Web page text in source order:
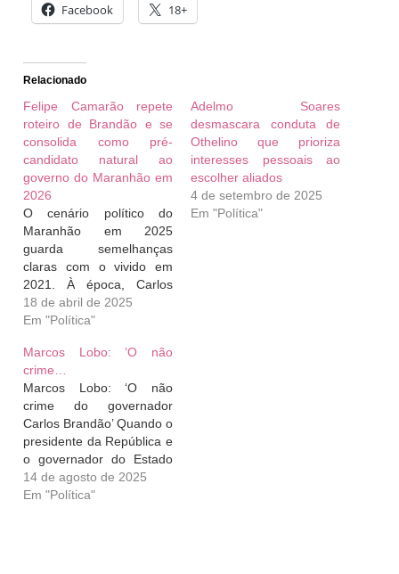
Facebook 18+
Relacionado
Felipe Camarão repete
roteiro de Brandão e se
consolida como pré-
candidato natural ao
governo do Maranhão em
2026
O cenário político do
Maranhão em 2025
guarda semelhanças
claras com o vivido em
2021. À época, Carlos
Brandão — então vice-
governador — iniciou uma
ainda no primeiro
semestre do ano anterior
à eleição, para consolidar
seu nome como sucessor
de Flávio Dino. Hoje, é
Felipe Camarão quem…
18 de abril de 2025
Em "Política"
Adelmo Soares
desmascara conduta de
Othelino que prioriza
interesses pessoais ao
escolher aliados
4 de setembro de 2025
Em "Política"
Marcos Lobo: ‘O não
crime…
Marcos Lobo: ‘O não
crime do governador
Carlos Brandão’ Quando o
presidente da República e
o governador do Estado
indicam ministros do STF
e do TCU e Conselheiros
14 de agosto de 2025
Em "Política"